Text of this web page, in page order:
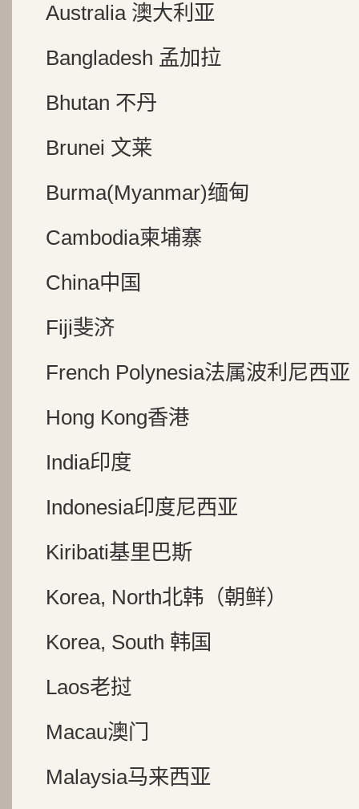
Australia 澳大利亚
Bangladesh 孟加拉
Bhutan 不丹
Brunei 文莱
Burma(Myanmar)缅甸
Cambodia柬埔寨
China中国
Fiji斐济
French Polynesia法属波利尼西亚
Hong Kong香港
India印度
Indonesia印度尼西亚
Kiribati基里巴斯
Korea, North北韩（朝鲜）
Korea, South 韩国
Laos老挝
Macau澳门
Malaysia马来西亚